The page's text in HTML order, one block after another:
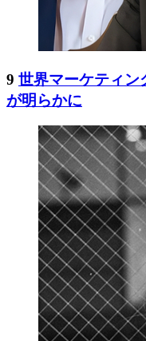
9 世界マーケティン
が明らかに